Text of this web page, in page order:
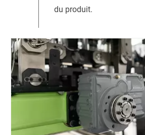
du produit.